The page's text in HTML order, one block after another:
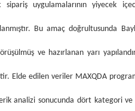
uygulamalarının yiyecek
Bu amaç doğrultusunda
ve hazırlanan yarı
Elde edilen veriler MAXQDA
analizi sonucunda dört kategori